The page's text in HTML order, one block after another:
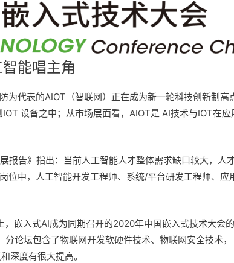
能唱主角
为代表的AIOT（智联网）正在成为新一轮科技创新制高
设备之中；从市场层面看，AIOT是 AI技术与IOT在
告》指出：当前人工智能人才整体需求缺口较大，人
位中，人工智能开发工程师、系统/平台研发工程师、
嵌入式AI成为同期召开的2020年中国嵌入式技术大会
论坛包含了物联网开发软硬件技术、物联网安全技术
深度有很大提高。